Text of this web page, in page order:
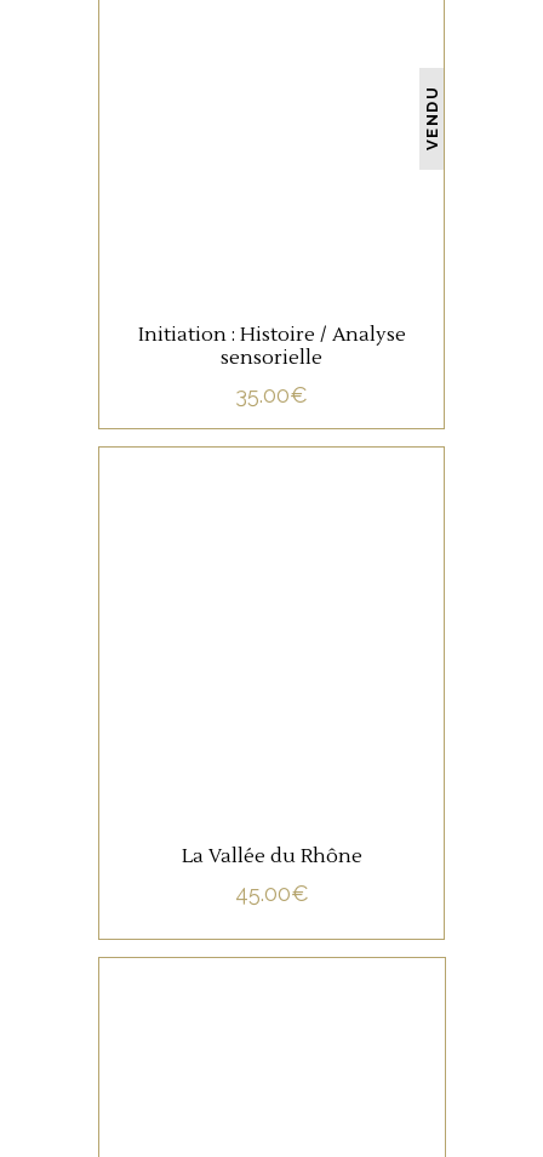
VENDU
Initiation : Histoire / Analyse
sensorielle
35.00€
La Vallée du Rhône
45.00€